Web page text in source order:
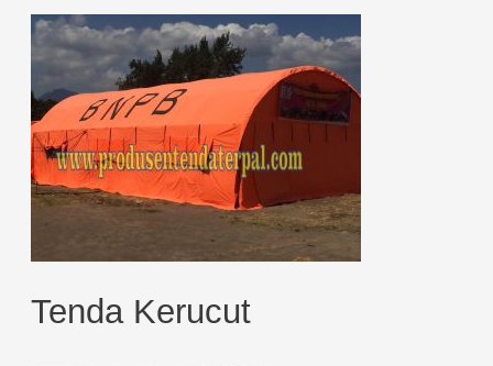
Tenda Kerucut